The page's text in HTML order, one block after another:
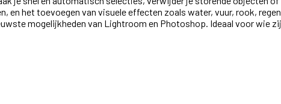
het toevoegen van visuele effecten zoals water, vuur, rook,
mogelijkheden van Lightroom en Photoshop. Ideaal voor wie